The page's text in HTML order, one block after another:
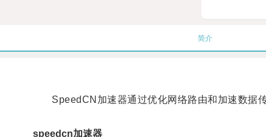
简介
SpeedCN加速器通过优化网络路由和加速数据传
speedcn加速器